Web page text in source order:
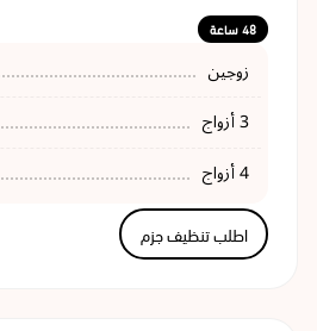
48 ساعة
زوجين
3 أزواج
4 أزواج
اطلب تنظيف جزم